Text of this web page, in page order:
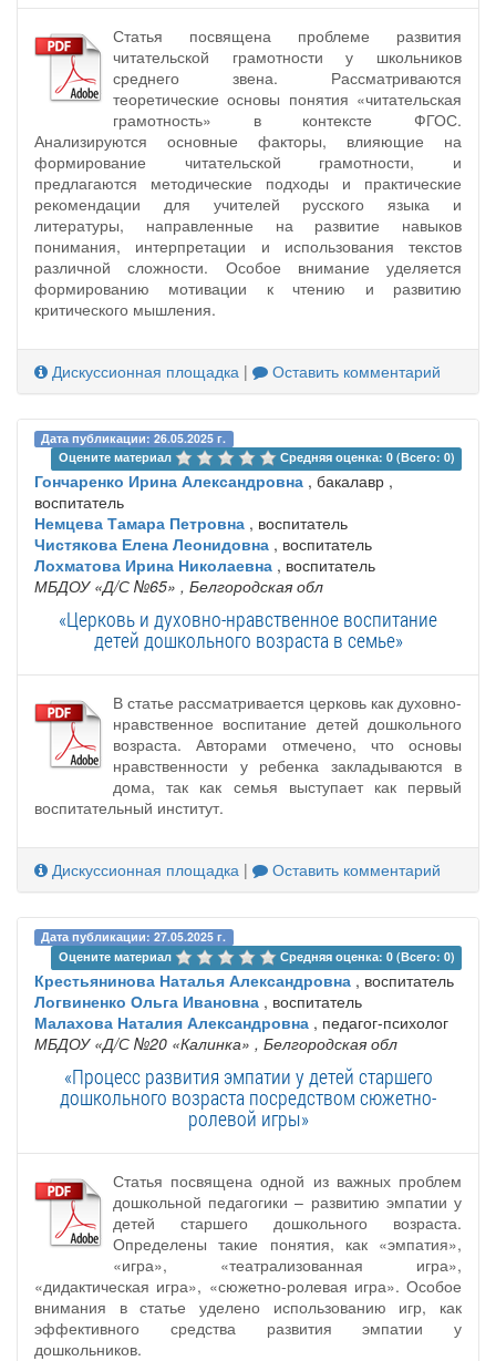
Статья посвящена проблеме развития
читательской грамотности у школьников
среднего звена. Рассматриваются
теоретические основы понятия «читательская
грамотность» в контексте ФГОС.
Анализируются основные факторы, влияющие на
формирование читательской грамотности, и
предлагаются методические подходы и практические
рекомендации для учителей русского языка и
литературы, направленные на развитие навыков
понимания, интерпретации и использования текстов
различной сложности. Особое внимание уделяется
формированию мотивации к чтению и развитию
критического мышления.
Дискуссионная площадка | Оставить комментарий
Дата публикации: 26.05.2025 г.
Оцените материал
Средняя оценка: 0 (Всего: 0)
Гончаренко Ирина Александровна , бакалавр ,
воспитатель
Немцева Тамара Петровна , воспитатель
Чистякова Елена Леонидовна , воспитатель
Лохматова Ирина Николаевна , воспитатель
МБДОУ «Д/С №65» , Белгородская обл
«Церковь и духовно-нравственное воспитание
детей дошкольного возраста в семье»
В статье рассматривается церковь как духовно-
нравственное воспитание детей дошкольного
возраста. Авторами отмечено, что основы
нравственности у ребенка закладываются в
дома, так как семья выступает как первый
воспитательный институт.
Дискуссионная площадка | Оставить комментарий
Дата публикации: 27.05.2025 г.
Оцените материал
Средняя оценка: 0 (Всего: 0)
Крестьянинова Наталья Александровна , воспитатель
Логвиненко Ольга Ивановна , воспитатель
Малахова Наталия Александровна , педагог-психолог
МБДОУ «Д/С №20 «Калинка» , Белгородская обл
«Процесс развития эмпатии у детей старшего
дошкольного возраста посредством сюжетно-
ролевой игры»
Статья посвящена одной из важных проблем
дошкольной педагогики – развитию эмпатии у
детей старшего дошкольного возраста.
Определены такие понятия, как «эмпатия»,
«игра», «театрализованная игра»,
«дидактическая игра», «сюжетно-ролевая игра». Особое
внимания в статье уделено использованию игр, как
эффективного средства развития эмпатии у
дошкольников.